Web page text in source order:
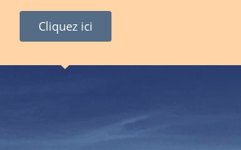
Cliquez ici